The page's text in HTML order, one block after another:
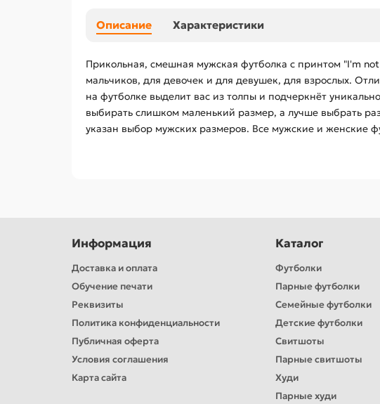
Описание Характеристики
Прикольная, смешная мужская футболка с принтом "I'm
мальчиков, для девочек и для девушек, для взрослых.
на футболке выделит вас из толпы и подчеркнёт
выбирать слишком маленький размер, а лучше выбрать
указан выбор мужских размеров. Все мужские и женские
Информация
Доставка и оплата
Обучение печати
Реквизиты
Политика конфиденциальности
Публичная оферта
Условия соглашения
Карта сайта
Каталог
Футболки
Парные футболки
Семейные футболки
Детские футболки
Свитшоты
Парные свитшоты
Худи
Парные худи